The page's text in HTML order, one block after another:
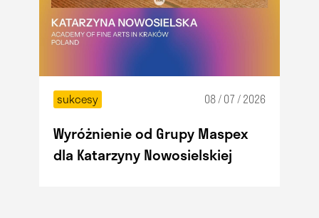
sukcesy 08 / 07 / 2026
Wyróżnienie od Grupy Maspex
dla Katarzyny Nowosielskiej